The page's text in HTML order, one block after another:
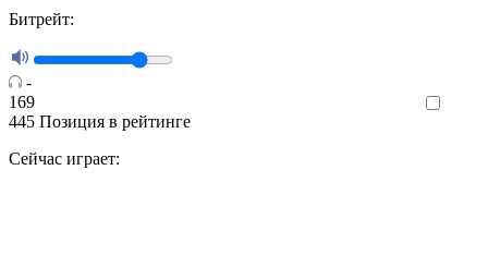
Битрейт:
-
169
445 Позиция в рейтинге
Сейчас играет: